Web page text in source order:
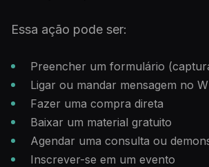
Essa ação pode ser:
Preencher um formulário
Ligar ou mandar mensagem no
Fazer uma compra direta
Baixar um material gratuito
Agendar uma consulta ou
Inscrever-se em um evento